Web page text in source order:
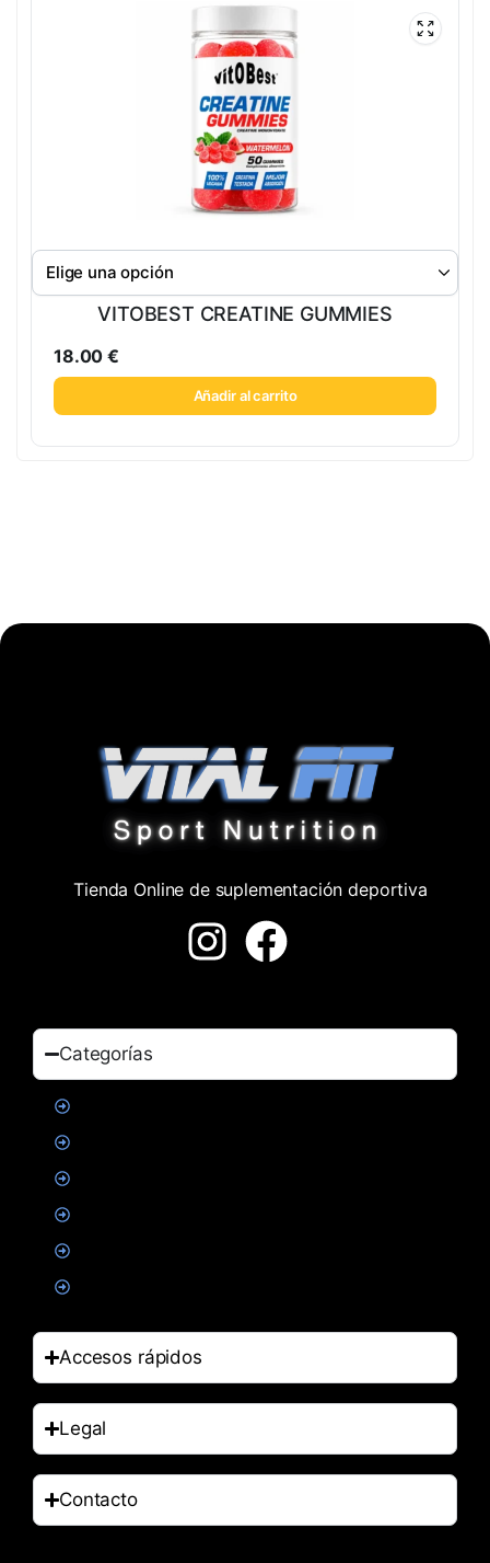
VITOBEST CREATINE GUMMIES
18.00€
Añadir al carrito
Tienda Online de suplementación deportiva
Categorías
Accesos rápidos
Legal
Contacto